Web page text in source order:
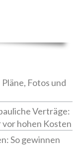
Fotos und
Verträge:
vor hohen Kosten
So gewinnen